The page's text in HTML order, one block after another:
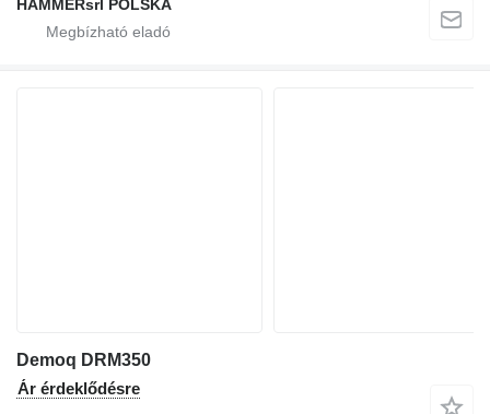
HAMMERsrl POLSKA
Demoq DRM350
Ár érdeklődésre